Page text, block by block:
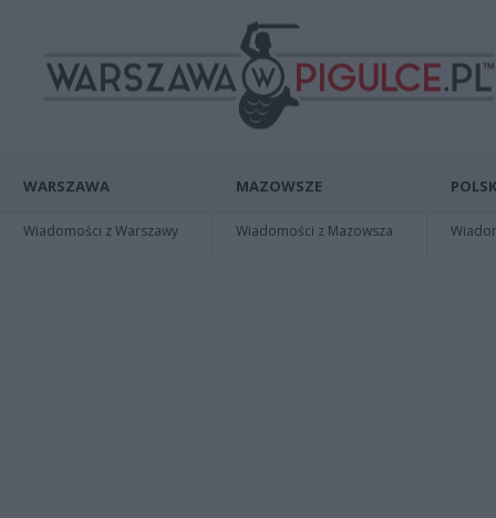
WARSZAWA
Wiadomości z Warszawy
MAZOWSZE
Wiadomości z Mazowsza